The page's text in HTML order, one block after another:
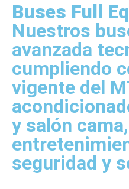
Buses Full
Nuestros
avanzada
cumpliendo
vigente del
y salón
seguridad y